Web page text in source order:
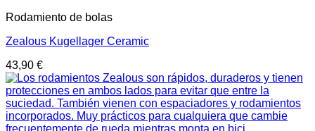
Rodamiento de bolas
Zealous Kugellager Ceramic
43,90 €